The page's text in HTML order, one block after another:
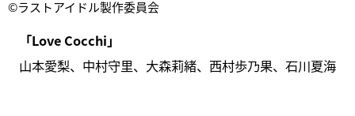
©ラストアイドル製作委員会
「Love Cocchi」
山本愛梨、中村守里、大森莉緒、西村歩乃果、石川夏海